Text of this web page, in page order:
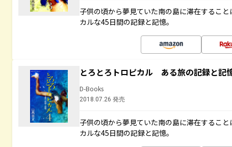
子供の頃から夢見ていた南の島に滞在するこ
カルな45日間の記録と記憶。
とろとろトロピカル ある旅の記録と
D-Books
2018.07.26 発売
子供の頃から夢見ていた南の島に滞在するこ
カルな45日間の記録と記憶。